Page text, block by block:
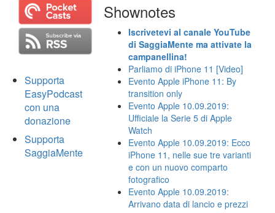
Supporta
EasyPodcast
con una
donazione
Supporta
SaggiaMente
Shownotes
Iscrivetevi al canale YouTube
di SaggiaMente ma attivate la
campanellina!
Parliamo di iPhone 11 [Video]
Evento Apple iPhone 11: By
transition only
Evento Apple 10.09.2019:
Ufficiale la Serie 5 di Apple
Watch
Evento Apple 10.09.2019: Ecco
iPhone 11, nelle sue tre varianti
e con un nuovo comparto
fotografico
Evento Apple 10.09.2019:
Arrivano data di lancio e prezzi